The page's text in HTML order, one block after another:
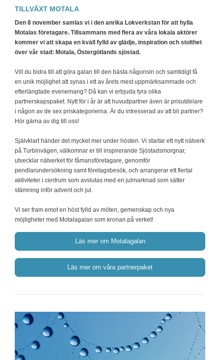
TILLVÄXT MOTALA
Den 8 november samlas vi i den anrika Lokverkstan för att hylla
Motalas företagare. Tillsammans med flera av våra lokala aktörer
kommer vi att skapa en kväll fylld av glädje, inspiration och stolthet
över vår stad: Motala, Östergötlands sjöstad.
Vill du bidra till att göra galan till den bästa någonsin och samtidigt få
en unik möjlighet att synas i ett av årets mest uppmärksammade och
efterlängtade evenemang? Då kan vi erbjuda fyra olika
partnerskapspaket. Nytt för i år är att huvudpartner även är prisutdelare
i någon av de sex priskategorierna. Är du intresserad av att bli partner?
Hör gärna av dig till oss!
Självklart händer det mycket mer under hösten. Vi startar ett nytt nätverk
på Turbinvägen, välkomnar er till inspirerande Sjöstadsmorgnar,
utvecklar nätverket för fåmansföretagare, genomför
pendlarundersökning samt företagsbesök, och arrangerar ett flertal
aktiviteter i centrum som avslutas med en julmarknad som sätter
stämning inför advent och jul.
Vi ser fram emot en höst fylld av möten, gemenskap och nya
möjligheter med Motalagalan som kronan på verket!
Läs mer om Motalagalan
Läs mer om våra partnerpaket